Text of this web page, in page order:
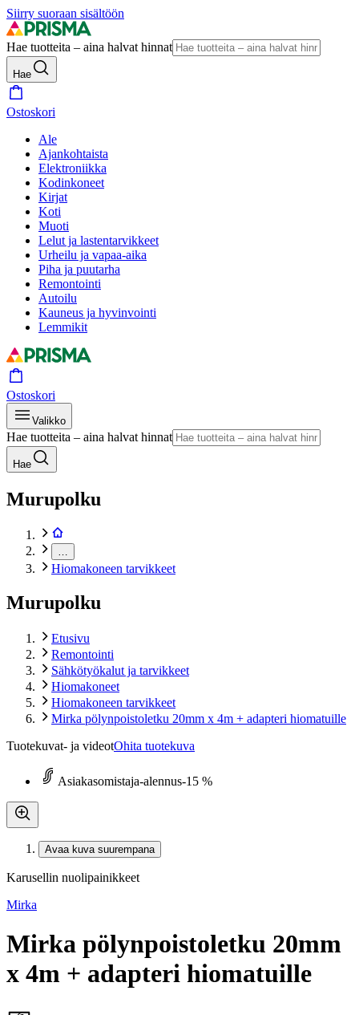
Siirry suoraan sisältöön
Hae tuotteita – aina halvat hinnat
Hae
Ostoskori
Ale
Ajankohtaista
Elektroniikka
Kodinkoneet
Kirjat
Koti
Muoti
Lelut ja lastentarvikkeet
Urheilu ja vapaa-aika
Piha ja puutarha
Remontointi
Autoilu
Kauneus ja hyvinvointi
Lemmikit
Ostoskori
Valikko
Hae tuotteita – aina halvat hinnat
Hae
Murupolku
Hiomakoneen tarvikkeet
Murupolku
Etusivu
Remontointi
Sähkötyökalut ja tarvikkeet
Hiomakoneet
Hiomakoneen tarvikkeet
Mirka pölynpoistoletku 20mm x 4m + adapteri hiomatuille
Tuotekuvat- ja videotOhita tuotekuva
Asiakasomistaja-alennus-15 %
Avaa kuva suurempana
Karusellin nuolipainikkeet
Mirka
Mirka pölynpoistoletku 20mm
x 4m + adapteri hiomatuille